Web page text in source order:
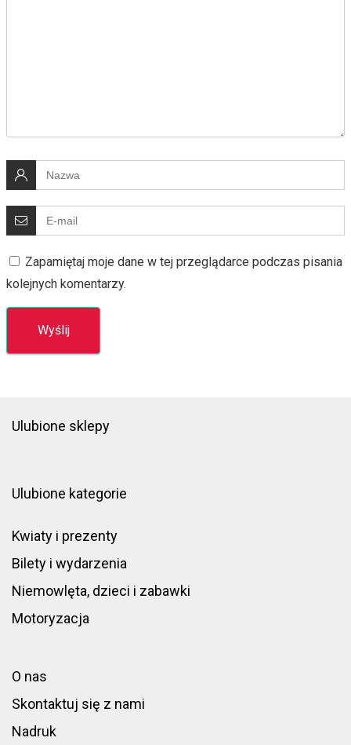
Zapamiętaj moje dane w tej przeglądarce podczas pisania
kolejnych komentarzy.
Ulubione sklepy
Ulubione kategorie
Kwiaty i prezenty
Bilety i wydarzenia
Niemowlęta, dzieci i zabawki
Motoryzacja
O nas
Skontaktuj się z nami
Nadruk